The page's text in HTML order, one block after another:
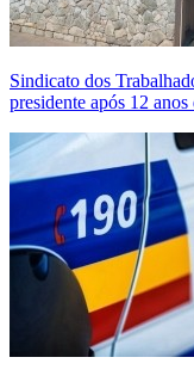
Sindicato dos
presidente após 12